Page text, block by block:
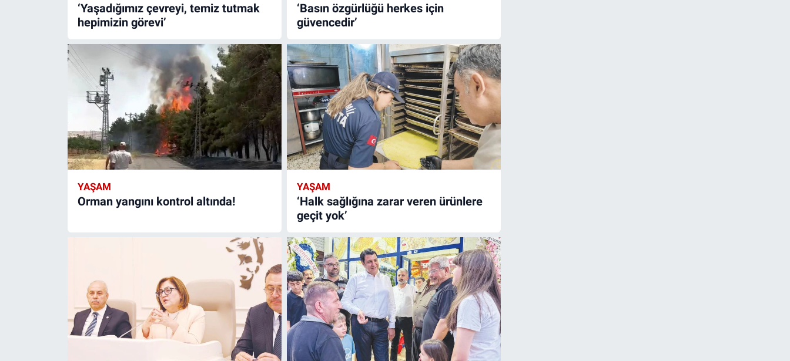
‘Yaşadığımız çevreyi, temiz tutmak
hepimizin görevi’
‘Basın özgürlüğü herkes için
güvencedir’
YAŞAM
Orman yangını kontrol altında!
YAŞAM
‘Halk sağlığına zarar veren ürünlere
geçit yok’